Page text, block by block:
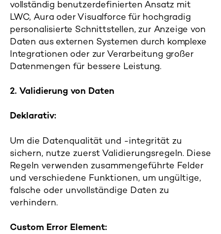
vollständig benutzerdefinierten Ansatz mit
LWC, Aura oder Visualforce für hochgradig
personalisierte Schnittstellen, zur Anzeige von
Daten aus externen Systemen durch komplexe
Integrationen oder zur Verarbeitung großer
Datenmengen für bessere Leistung.
2. Validierung von Daten
Deklarativ:
Um die Datenqualität und -integrität zu
sichern, nutze zuerst Validierungsregeln. Diese
Regeln verwenden zusammengeführte Felder
und verschiedene Funktionen, um ungültige,
falsche oder unvollständige Daten zu
verhindern.
Custom Error Element: